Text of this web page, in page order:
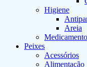
Higiene
Areia
Peixes
Acessórios
Alimentação